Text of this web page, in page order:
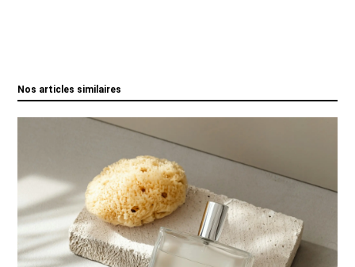
Nos articles similaires